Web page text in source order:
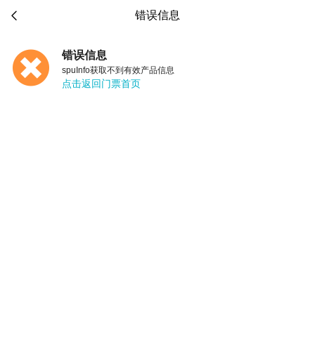
 错误信息
错误信息
spuInfo获取不到有效产品信息
点击返回门票首页